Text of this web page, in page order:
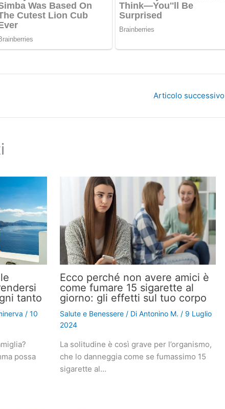
Articolo successivo
tanto
/ 10
possa
Ecco perché non avere amici è
come fumare 15 sigarette al
giorno: gli effetti sul tuo corpo
Salute e Benessere/ Di Antonino M. / 9 Luglio
2024
La solitudine è così grave per l’organismo,
che lo danneggia come se fumassimo 15
sigarette al…